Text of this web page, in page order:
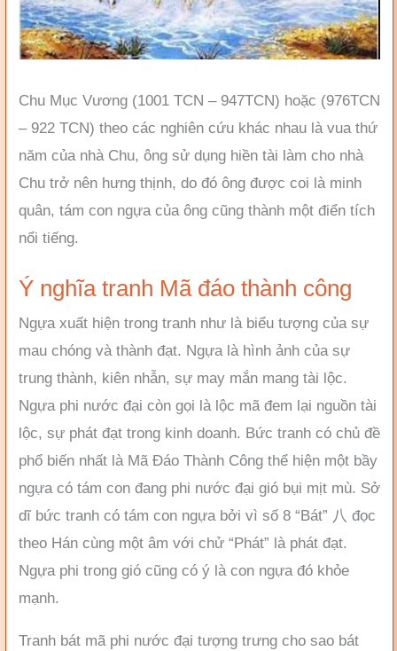
Chu Mục Vương (1001 TCN – 947TCN) hoặc (976TCN
– 922 TCN) theo các nghiên cứu khác nhau là vua thứ
năm của nhà Chu, ông sử dụng hiền tài làm cho nhà
Chu trở nên hưng thịnh, do đó ông được coi là minh
quân, tám con ngựa của ông cũng thành một điển tích
nổi tiếng.
Ý nghĩa tranh Mã đáo thành công
Ngựa xuất hiện trong tranh như là biểu tượng của sự
mau chóng và thành đạt. Ngựa là hình ảnh của sự
trung thành, kiên nhẫn, sự may mắn mang tài lộc.
Ngựa phi nước đại còn gọi là lộc mã đem lại nguồn tài
lộc, sự phát đạt trong kinh doanh. Bức tranh có chủ đề
phổ biến nhất là Mã Đáo Thành Công thể hiện một bầy
ngựa có tám con đang phi nước đại gió bụi mịt mù. Sở
dĩ bức tranh có tám con ngựa bởi vì số 8 “Bát” 八 đọc
theo Hán cùng một âm với chử “Phát” là phát đạt.
Ngựa phi trong gió cũng có ý là con ngựa đó khỏe
mạnh.
Tranh bát mã phi nước đại tượng trưng cho sao bát